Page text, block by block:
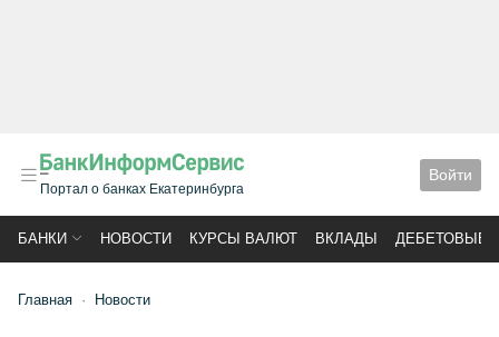
Портал о банках Екатеринбурга
Войти
БАНКИ НОВОСТИ КУРСЫ ВАЛЮТ ВКЛАДЫ ДЕБЕТОВЫЕ
Главная Новости